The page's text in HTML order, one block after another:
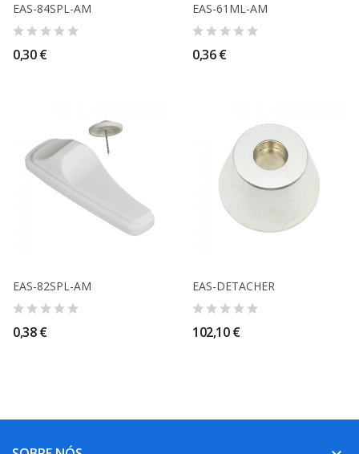
EAS-84SPL-AM
0,30 €
EAS-61ML-AM
0,36 €
EAS-82SPL-AM
0,38 €
EAS-DETACHER
102,10 €